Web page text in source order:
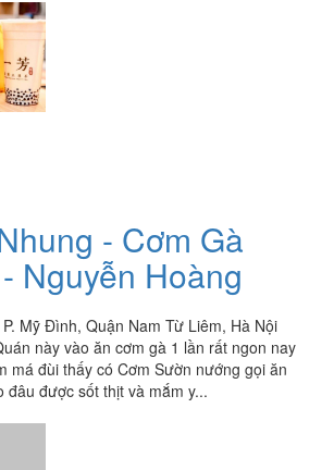
Nguyễn Hoàng
Mỹ Đình, Quận Nam Từ Liêm, Hà Nội
Quán này vào ăn cơm gà 1 lần rất ngon nay
má đùi thấy có Cơm Sườn nướng gọi ăn
được sốt thịt và mắm y...